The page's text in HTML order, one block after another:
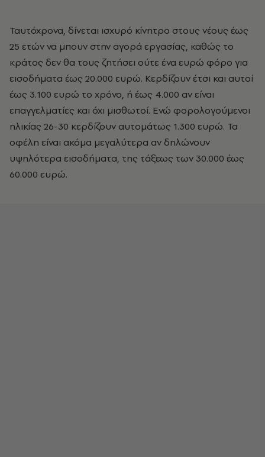
Ταυτόχρονα, δίνεται ισχυρό κίνητρο στους νέους έως
25 ετών να μπουν στην αγορά εργασίας, καθώς το
κράτος δεν θα τους ζητήσει ούτε ένα ευρώ φόρο για
εισοδήματα έως 20.000 ευρώ. Κερδίζουν έτσι και αυτοί
έως 3.100 ευρώ το χρόνο, ή έως 4.000 αν είναι
επαγγελματίες και όχι μισθωτοί. Ενώ φορολογούμενοι
ηλικίας 26-30 κερδίζουν αυτομάτως 1.300 ευρώ. Τα
οφέλη είναι ακόμα μεγαλύτερα αν δηλώνουν
υψηλότερα εισοδήματα, της τάξεως των 30.000 έως
60.000 ευρώ.